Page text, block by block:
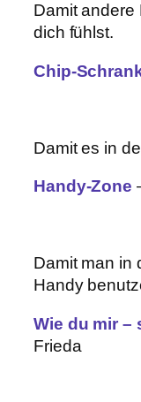
Damit andere
dich fühlst.
Chip-
Damit es in
Handy-Zone
Damit man in
Handy
Wie du mir –
Frieda